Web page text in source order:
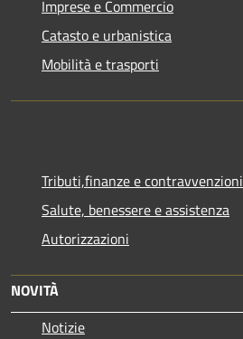
Imprese e Commercio
Catasto e urbanistica
Mobilità e trasporti
Tributi,finanze e contravvenzioni
Salute, benessere e assistenza
Autorizzazioni
NOVITÀ
Notizie